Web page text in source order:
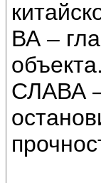
ВА –
СЛАВА